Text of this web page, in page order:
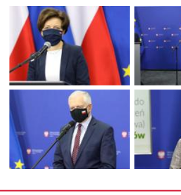
Pokaż
1
z
galerii.
Pokaż
zdjęcie
2
z
galerii.
zdjęcie
zdjęcie